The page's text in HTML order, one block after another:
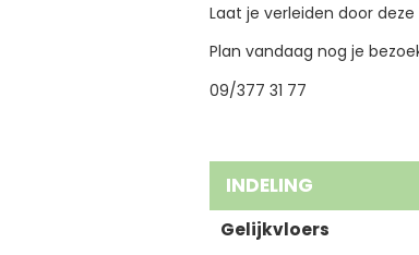
Laat je verleiden door
Plan vandaag nog je
09/377 31 77
INDELING
Gelijkvloers